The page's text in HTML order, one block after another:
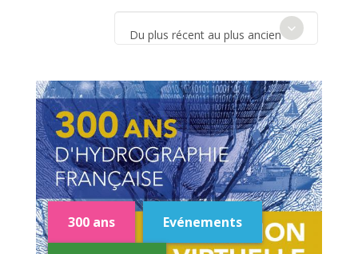
Du plus récent au plus ancien
300 ans Evénements